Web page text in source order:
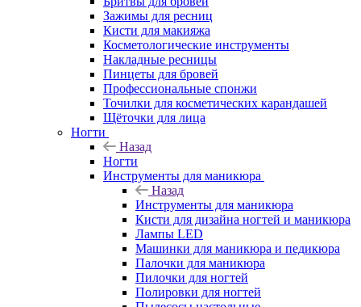
Зажимы для ресниц
Кисти для макияжа
Косметологические инструменты
Накладные ресницы
Пинцеты для бровей
Профессиональные спонжи
Точилки для косметических карандашей
Щёточки для лица
Ногти
Назад
Ногти
Инструменты для маникюра
Назад
Инструменты для маникюра
Кисти для дизайна ногтей и маникюра
Лампы LED
Машинки для маникюра и педикюра
Палочки для маникюра
Пилочки для ногтей
Полировки для ногтей